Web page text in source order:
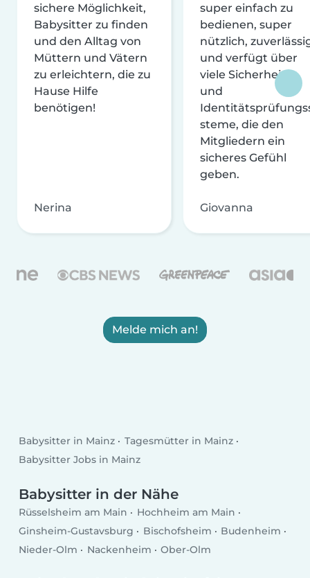
sichere Möglichkeit,
Babysitter zu finden
und den Alltag von
Müttern und Vätern
zu erleichtern, die zu
Hause Hilfe
benötigen!
Nerina
super einfach zu
bedienen, super
nützlich,
und verfügt über
viele Sicherheits-
und
steme, die den
Mitgliedern ein
sicheres Gefühl
geben.
Giovanna
Melde mich an!
Babysitter in Mainz
Tagesmütter in Mainz
Babysitter Jobs in Mainz
Babysitter in der Nähe
Rüsselsheim am Main
Hochheim am Main
Ginsheim-Gustavsburg
Bischofsheim
Budenheim
Nieder-Olm
Nackenheim Ober-Olm